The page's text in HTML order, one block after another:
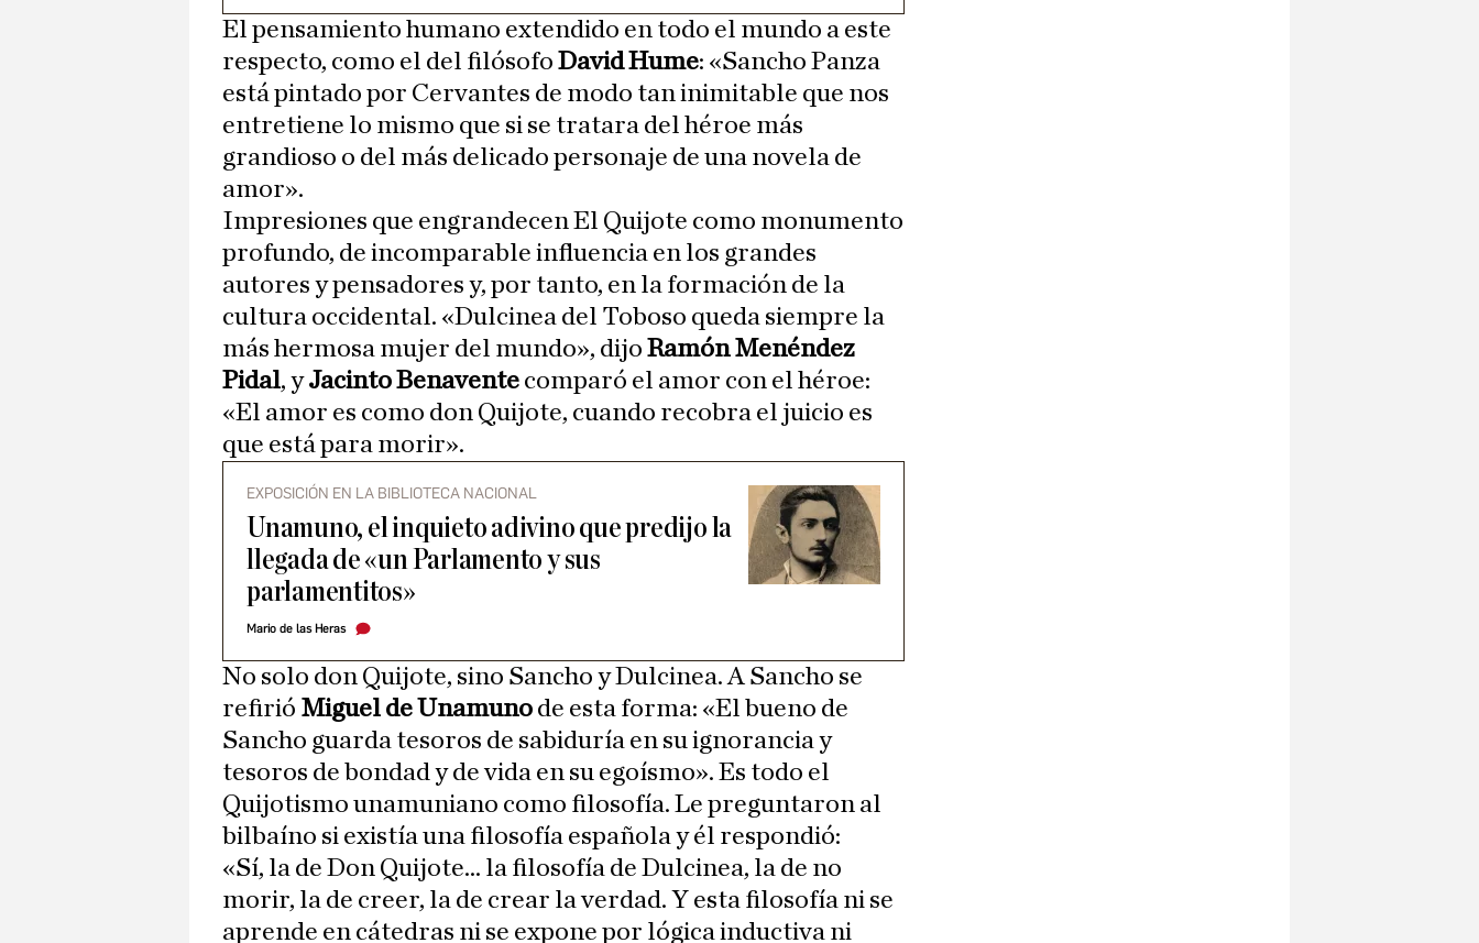
El pensamiento humano extendido en todo el mundo a este
respecto, como el del filósofo David Hume: «Sancho Panza
está pintado por Cervantes de modo tan inimitable que nos
entretiene lo mismo que si se tratara del héroe más
grandioso o del más delicado personaje de una novela de
amor».
Impresiones que engrandecen El Quijote como monumento
profundo, de incomparable influencia en los grandes
autores y pensadores y, por tanto, en la formación de la
cultura occidental. «Dulcinea del Toboso queda siempre la
más hermosa mujer del mundo», dijo Ramón Menéndez
Pidal, yJacinto Benavente comparó el amor con el héroe:
«El amor es como don Quijote, cuando recobra el juicio es
que está para morir».
EXPOSICIÓN EN LA BIBLIOTECA NACIONAL
Unamuno, el inquieto adivino que predijo la
llegada de «un Parlamento y sus
parlamentitos»
Mario de las Heras
No solo don Quijote, sino Sancho y Dulcinea. A Sancho se
refirió Miguel deUnamuno de esta forma: «El bueno de
Sancho guarda tesoros de sabiduría en su ignorancia y
tesoros de bondad y de vida en su egoísmo». Es todo el
Quijotismo unamuniano como filosofía. Le preguntaron al
bilbaíno si existía una filosofía española y él respondió:
«Sí, la de Don Quijote... la filosofía de Dulcinea, la de no
morir, la de creer, la de crear la verdad. Y esta filosofía ni se
aprende en cátedras ni se expone por lógica inductiva ni